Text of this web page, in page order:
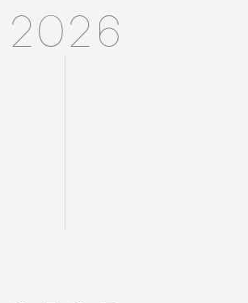
2026